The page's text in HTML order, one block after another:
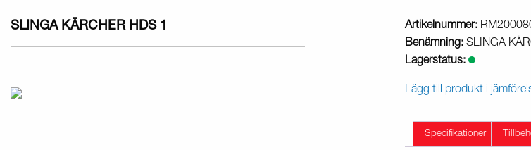
SLINGA KÄRCHER HDS 1 Artikelnummer:
Benämning: SLINGA
Lagerstatus:
Lägg till produkt i
Specifikationer